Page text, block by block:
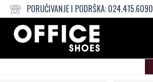
PORUČIVANJE I PODRŠKA:024.415.6090